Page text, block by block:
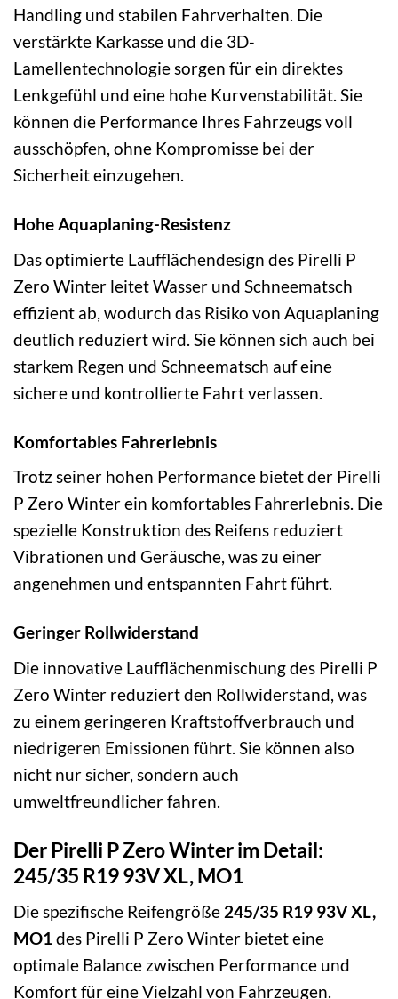
Handling und stabilen Fahrverhalten. Die
verstärkte Karkasse und die 3D-
Lamellentechnologie sorgen für ein direktes
Lenkgefühl und eine hohe Kurvenstabilität. Sie
können die Performance Ihres Fahrzeugs voll
ausschöpfen, ohne Kompromisse bei der
Sicherheit einzugehen.
Hohe Aquaplaning-Resistenz
Das optimierte Laufflächendesign des Pirelli P
Zero Winter leitet Wasser und Schneematsch
effizient ab, wodurch das Risiko von Aquaplaning
deutlich reduziert wird. Sie können sich auch bei
starkem Regen und Schneematsch auf eine
sichere und kontrollierte Fahrt verlassen.
Komfortables Fahrerlebnis
Trotz seiner hohen Performance bietet der Pirelli
P Zero Winter ein komfortables Fahrerlebnis. Die
spezielle Konstruktion des Reifens reduziert
Vibrationen und Geräusche, was zu einer
angenehmen und entspannten Fahrt führt.
Geringer Rollwiderstand
Die innovative Laufflächenmischung des Pirelli P
Zero Winter reduziert den Rollwiderstand, was
zu einem geringeren Kraftstoffverbrauch und
niedrigeren Emissionen führt. Sie können also
nicht nur sicher, sondern auch
umweltfreundlicher fahren.
Der Pirelli P Zero Winter im Detail:
245/35 R19 93V XL, MO1
Die spezifische Reifengröße 245/35 R19 93V XL,
MO1des Pirelli P Zero Winter bietet eine
optimale Balance zwischen Performance und
Komfort für eine Vielzahl von Fahrzeugen.